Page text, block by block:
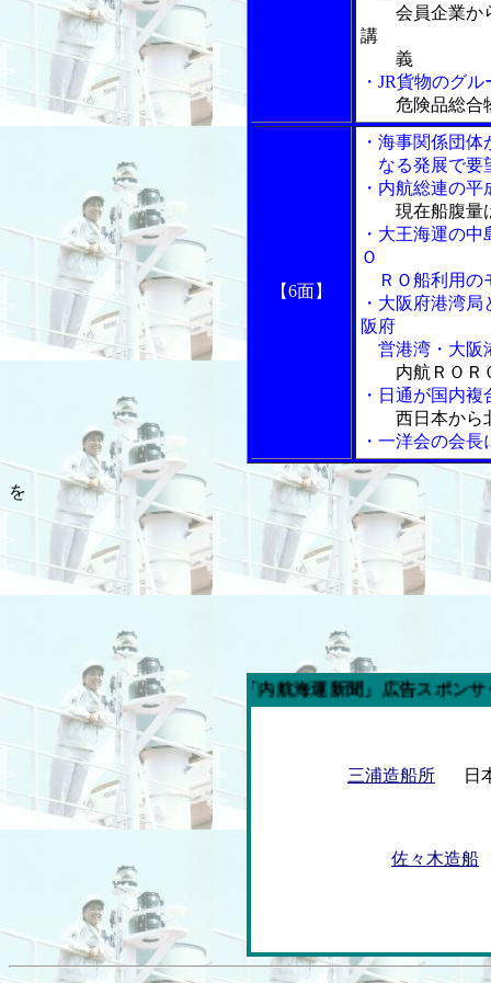
会員企業か
講
義
・JR貨物のグ
危険品総合
【6面】
・海事関係団
なる発展で要
・内航総連の
現在船腹量
・大王海運の
Ｏ
ＲＯ船利用の
・大阪府港湾
阪府
営港湾・大阪
内航ＲＯＲ
・日通が国内
西日本から
・一洋会の会
を
今週の「内航海運新聞」広告スポンサー企業
三浦造船所 日
佐々木造船